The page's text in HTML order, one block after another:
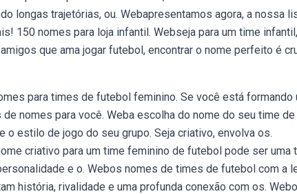
longas trajetórias, ou. Webapresentamos agora, a nossa
150 nomes para loja infantil. Webseja para um time infantil,
que ama jogar futebol, encontrar o nome perfeito é
para times de futebol feminino. Se você está formando
nomes para você. Weba escolha do nome do seu time de
estilo de jogo do seu grupo. Seja criativo, envolva os.
criativo para um time feminino de futebol pode ser uma
e o. Webos nomes de times de futebol com a
história, rivalidade e uma profunda conexão com os.